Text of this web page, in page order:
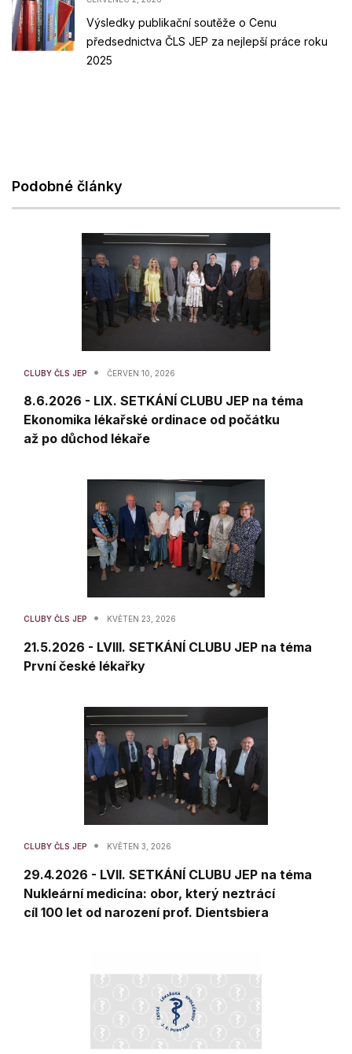
Výsledky publikační soutěže o Cenu
předsednictva ČLS JEP za nejlepší práce roku
2025
Podobné články
CLUBY ČLS JEP • ČERVEN 10, 2026
8.6.2026 - LIX. SETKÁNÍ CLUBU JEP na téma
Ekonomika lékařské ordinace od počátku
až po důchod lékaře
CLUBY ČLS JEP • KVĚTEN 23, 2026
21.5.2026 - LVIII. SETKÁNÍ CLUBU JEP na téma
První české lékařky
CLUBY ČLS JEP • KVĚTEN 3, 2026
29.4.2026 - LVII. SETKÁNÍ CLUBU JEP na téma
Nukleární medicína: obor, který neztrácí
cíl 100 let od narození prof. Dientsbiera